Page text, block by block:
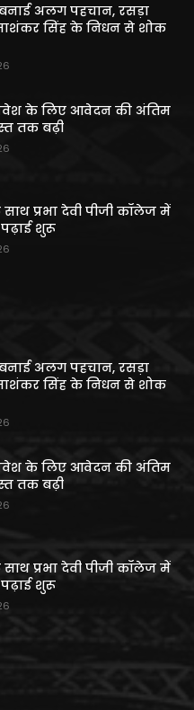
अलग पहचान, रसड़ा
सिंह के निधन से शोक
के लिए आवेदन की अंतिम
तक बढ़ी
साथ प्रभा देवी पीजी कॉलेज में
शुरू
अलग पहचान, रसड़ा
सिंह के निधन से शोक
के लिए आवेदन की अंतिम
तक बढ़ी
साथ प्रभा देवी पीजी कॉलेज में
शुरू